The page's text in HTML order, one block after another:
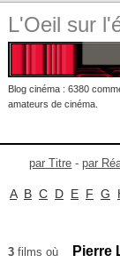
L'Oeil sur
Blog cinéma : 6380
amateurs de cinéma.
par Titre -par
A B C D E F G
3films où Pierre